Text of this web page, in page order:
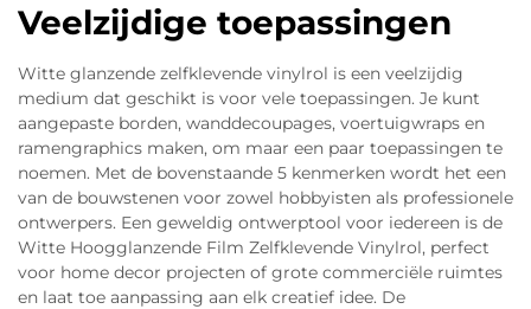
Veelzijdige toepassingen
Witte glanzende zelfklevende vinylrol is een veelzijdig
medium dat geschikt is voor vele toepassingen. Je kunt
aangepaste borden, wanddecoupages, voertuigwraps en
ramengraphics maken, om maar een paar toepassingen te
noemen. Met de bovenstaande 5 kenmerken wordt het een
van de bouwstenen voor zowel hobbyisten als professionele
ontwerpers. Een geweldig ontwerptool voor iedereen is de
Witte Hoogglanzende Film Zelfklevende Vinylrol, perfect
voor home decor projecten of grote commerciële ruimtes
en laat toe aanpassing aan elk creatief idee. De